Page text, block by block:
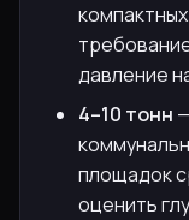
давление
4–10 тонн
площадок
оценить